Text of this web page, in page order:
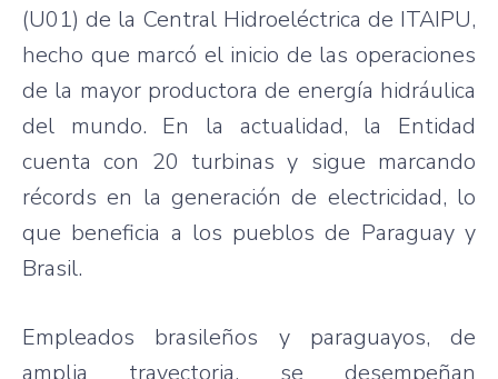
(U01) de la Central Hidroeléctrica de ITAIPU,
hecho que marcó el inicio de las operaciones
de la mayor productora de energía hidráulica
del mundo. En la actualidad, la Entidad
cuenta con 20 turbinas y sigue marcando
récords en la generación de electricidad, lo
que beneficia a los pueblos de Paraguay y
Brasil.
Empleados brasileños y paraguayos, de
amplia trayectoria, se desempeñan